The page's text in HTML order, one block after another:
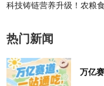
科技铸链营养升级！农粮
热门新闻